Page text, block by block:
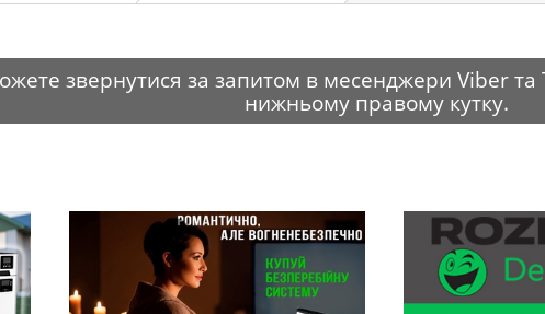
звернутися за запитом в месенджери Viber
нижньому правому кутку.